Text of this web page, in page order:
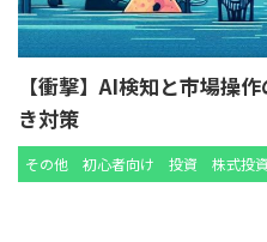
【衝撃】AI検知と市場操
き対策
その他 初心者向け 投資 株式投資